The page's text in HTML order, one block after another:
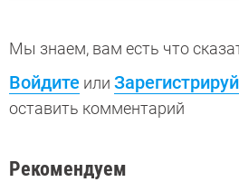
Мы знаем, вам есть что
Войдите или
оставить комментарий
Рекомендуем